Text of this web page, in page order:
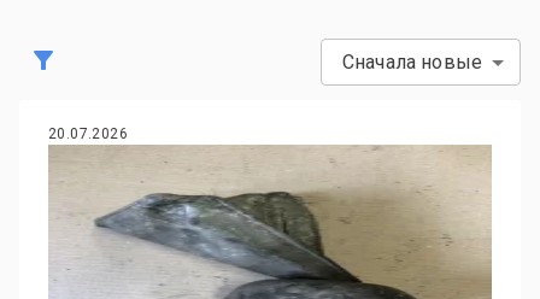
Сначала новые
20.07.2026